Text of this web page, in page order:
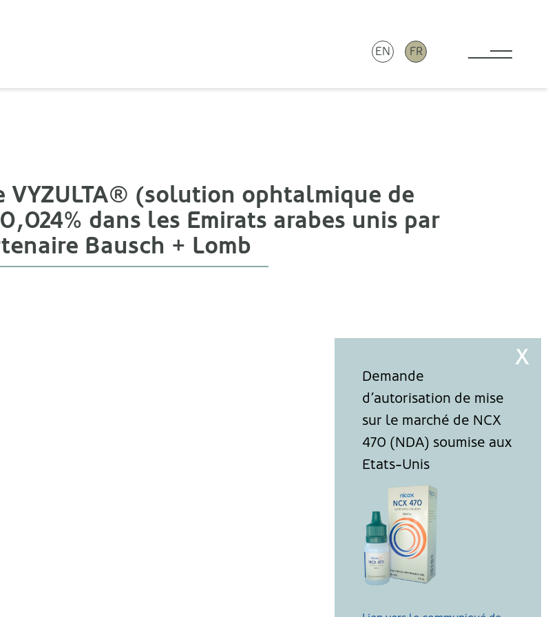
EN FR
Toggle
VYZULTA® (solution ophtalmique de
dans les Emirats arabes unis par
Bausch + Lomb